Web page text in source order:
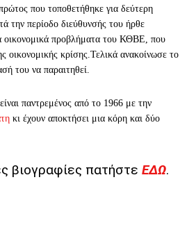
που τοποθετήθηκε για δεύτερη
την περίοδο διεύθυνσής του ήρθε
οικονομικά προβλήματα του ΚΘΒΕ, που
οικονομικής κρίσης.Τελικά ανακοίνωσε το
του να παραιτηθεί.
είναι παντρεμένος από το 1966 με την
κι έχουν αποκτήσει μια κόρη και δύο
βιογραφίες πατήστε ΕΔΩ.